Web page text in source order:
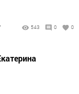
543 0 0